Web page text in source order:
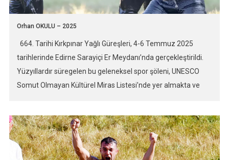
Orhan OKULU – 2025
664. Tarihi Kırkpınar Yağlı Güreşleri, 4-6 Temmuz 2025
tarihlerinde Edirne Sarayiçi Er Meydanı’nda gerçekleştirildi.
Yüzyıllardır süregelen bu geleneksel spor şöleni, UNESCO
Somut Olmayan Kültürel Miras Listesi’nde yer almakta ve
finalinde yaşandı. Tecrübeli güreşçi Orhan OKULU ile genç
rakibi […]